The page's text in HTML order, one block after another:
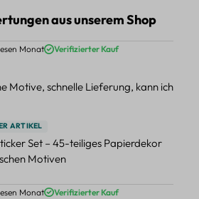
aus unserem Shop
von 5 von 5 Sternen
Monat Verifizierter Kauf
Motive, schnelle Lieferung, kann ich
ARTIKEL
Set – 45-teiliges Papierdekor
Motiven
von 5 von 5 Sternen
Monat Verifizierter Kauf